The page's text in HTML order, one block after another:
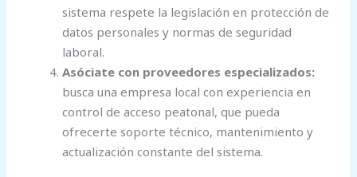
sistema respete la legislación en protección de
datos personales y normas de seguridad
laboral.
Asóciate con proveedores especializados:
busca una empresa local con experiencia en
control de acceso peatonal, que pueda
ofrecerte soporte técnico, mantenimiento y
actualización constante del sistema.